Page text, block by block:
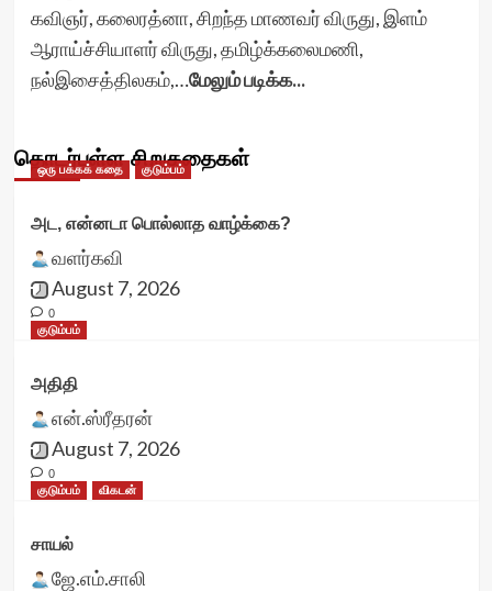
கவிஞர், கலைரத்னா, சிறந்த மாணவர் விருது, இளம்
ஆராய்ச்சியாளர் விருது, தமிழ்க்கலைமணி,
நல்இசைத்திலகம்,…மேலும் படிக்க...
தொடர்புள்ள சிறுகதைகள்
ஒரு பக்கக் கதை குடும்பம்
அட, என்னடா பொல்லாத வாழ்க்கை?
வளர்கவி
August 7, 2026
0
குடும்பம்
அதிதி
என்.ஸ்ரீதரன்
August 7, 2026
0
குடும்பம்
விகடன்
சாயல்
ஜே.எம்.சாலி